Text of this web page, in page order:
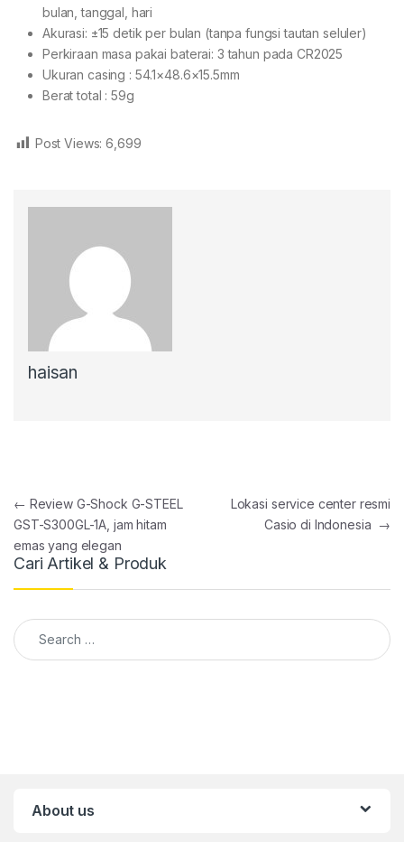
bulan, tanggal, hari
Akurasi: ±15 detik per bulan (tanpa fungsi tautan seluler)
Perkiraan masa pakai baterai: 3 tahun pada CR2025
Ukuran casing : 54.1×48.6×15.5mm
Berat total : 59g
Post Views: 6,699
haisan
Post navigation
← Review G-Shock G-STEEL
GST-S300GL-1A, jam hitam
emas yang elegan
Lokasi service center resmi
Casio di Indonesia →
Cari Artikel & Produk
Search for:
About us